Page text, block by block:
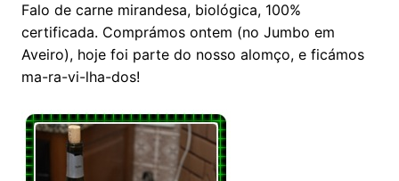
Falo de carne mirandesa, biológica, 100%
certificada. Comprámos ontem (no Jumbo em
Aveiro), hoje foi parte do nosso alomço, e ficámos
ma-ra-vi-lha-dos!